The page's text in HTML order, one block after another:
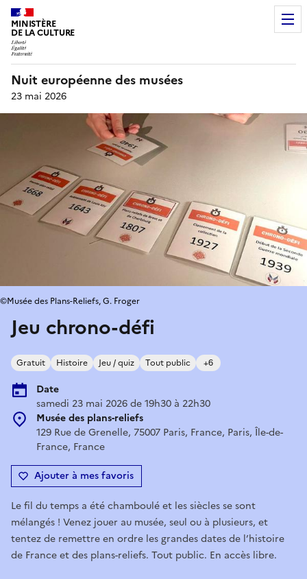
MINISTÈRE
DE LA CULTURE
Nuit européenne des musées
23 mai 2026
Jeu chrono-défi
Gratuit Histoire Jeu / quiz Tout public +6
Date
samedi 23 mai 2026 de 19h30 à 22h30
Musée des plans-reliefs
129 Rue de Grenelle, 75007 Paris, France, Paris, Île-de-
France, France
Ajouter à mes favoris
©Musée des Plans-Reliefs, G. Froger
Le fil du temps a été chamboulé et les siècles se sont
mélangés ! Venez jouer au musée, seul ou à plusieurs, et
tentez de remettre en ordre les grandes dates de l’histoire
de France et des plans-reliefs. Tout public. En accès libre.